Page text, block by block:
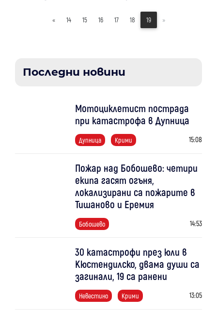
« 14 15 16 17 18 19 »
Последни новини
Мотоциклетист пострада
при катастрофа в Дупница
Дупница Крими 15:08
Пожар над Бобошево: четири
екипа гасят огъня,
локализирани са пожарите в
Тишаново и Еремия
Бобошево 14:53
30 катастрофи през юли в
Кюстендилско, двама души са
загинали, 19 са ранени
Невестино Крими 13:05